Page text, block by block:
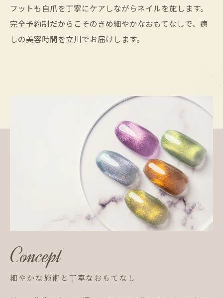
フットも自爪を丁寧にケアしながらネイルを施します。
完全予約制だからこそのきめ細やかなおもてなしで、癒
しの美容時間を立川でお届けします。
Concept
細やかな施術と丁寧なおもてなし